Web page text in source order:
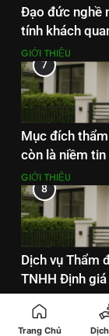
Đạo đức nghề
tính khách
GIỚI THIỆU
7
Mục đích
còn là niềm tin
GIỚI THIỆU
8
Dịch vụ Thẩm
TNHH Định
DỊCH VỤ THẨM
Trang Chủ